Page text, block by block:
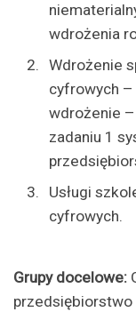
wdrożenia
Wdrożenie
cyfrowych –
wdrożenie
zadaniu 1
Usługi
cyfrowych.
Grupy docelowe:
przedsiębiorstwo